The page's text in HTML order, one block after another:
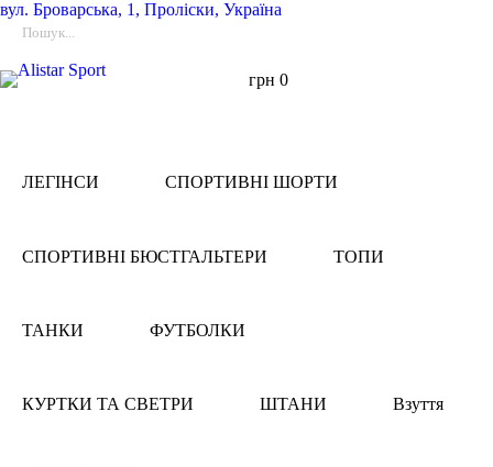
вул. Броварська, 1, Проліски, Україна
грн 0
ЛЕГІНСИ СПОРТИВНІ ШОРТИ
СПОРТИВНІ БЮСТГАЛЬТЕРИ ТОПИ
ТАНКИ ФУТБОЛКИ
КУРТКИ ТА СВЕТРИ ШТАНИ Взуття